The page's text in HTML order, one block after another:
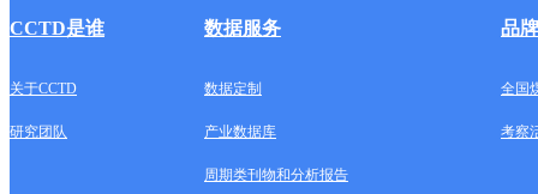
CCTD是谁 数据服务 品
关于CCTD 数据定制 全国
研究团队 产业数据库 考察
周期类刊物和分析报告